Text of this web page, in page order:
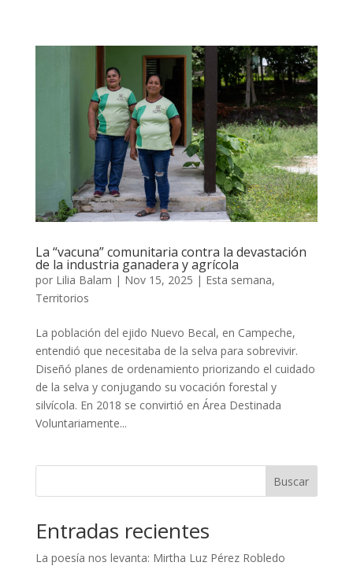
La “vacuna” comunitaria contra la devastación
de la industria ganadera y agrícola
por Lilia Balam | Nov 15, 2025 | Esta semana,
Territorios
La población del ejido Nuevo Becal, en Campeche,
entendió que necesitaba de la selva para sobrevivir.
Diseñó planes de ordenamiento priorizando el cuidado
de la selva y conjugando su vocación forestal y
silvícola. En 2018 se convirtió en Área Destinada
Voluntariamente...
Buscar
Entradas recientes
La poesía nos levanta: Mirtha Luz Pérez Robledo